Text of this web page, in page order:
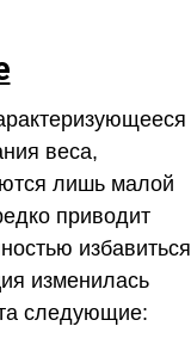
веса,
лишь малой
приводит
избавиться
изменилась
следующие: